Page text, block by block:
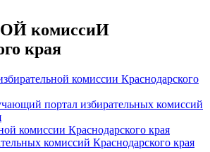
комиссиИ
края
комиссии Краснодарского
портал избирательных комиссий
комиссии Краснодарского края
комиссий Краснодарского края